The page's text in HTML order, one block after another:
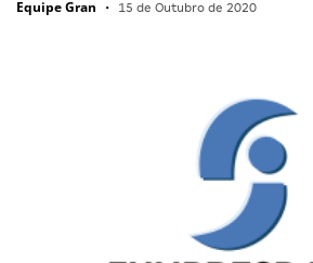
Equipe Gran • 15 de Outubro de 2020